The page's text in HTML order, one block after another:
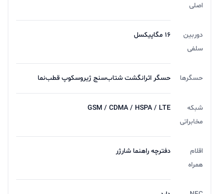
اصلی
دوربین
سلفی
16 مگاپیکسل
حسگرها حسگر اثرانگشت شتاب‌سنج ژیروسکوپ قطب‌نما
شبکه
مخابراتی
GSM / CDMA / HSPA / LTE
اقلام
همراه
دفترچه‌ راهنما شارژر